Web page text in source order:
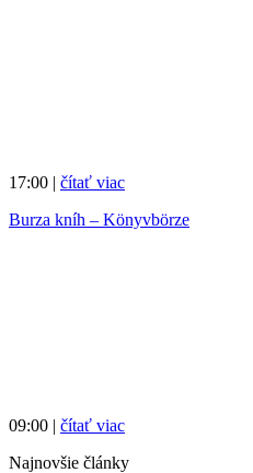
17:00 | čítať viac
Burza kníh – Könyvbörze
09:00 | čítať viac
Najnovšie články